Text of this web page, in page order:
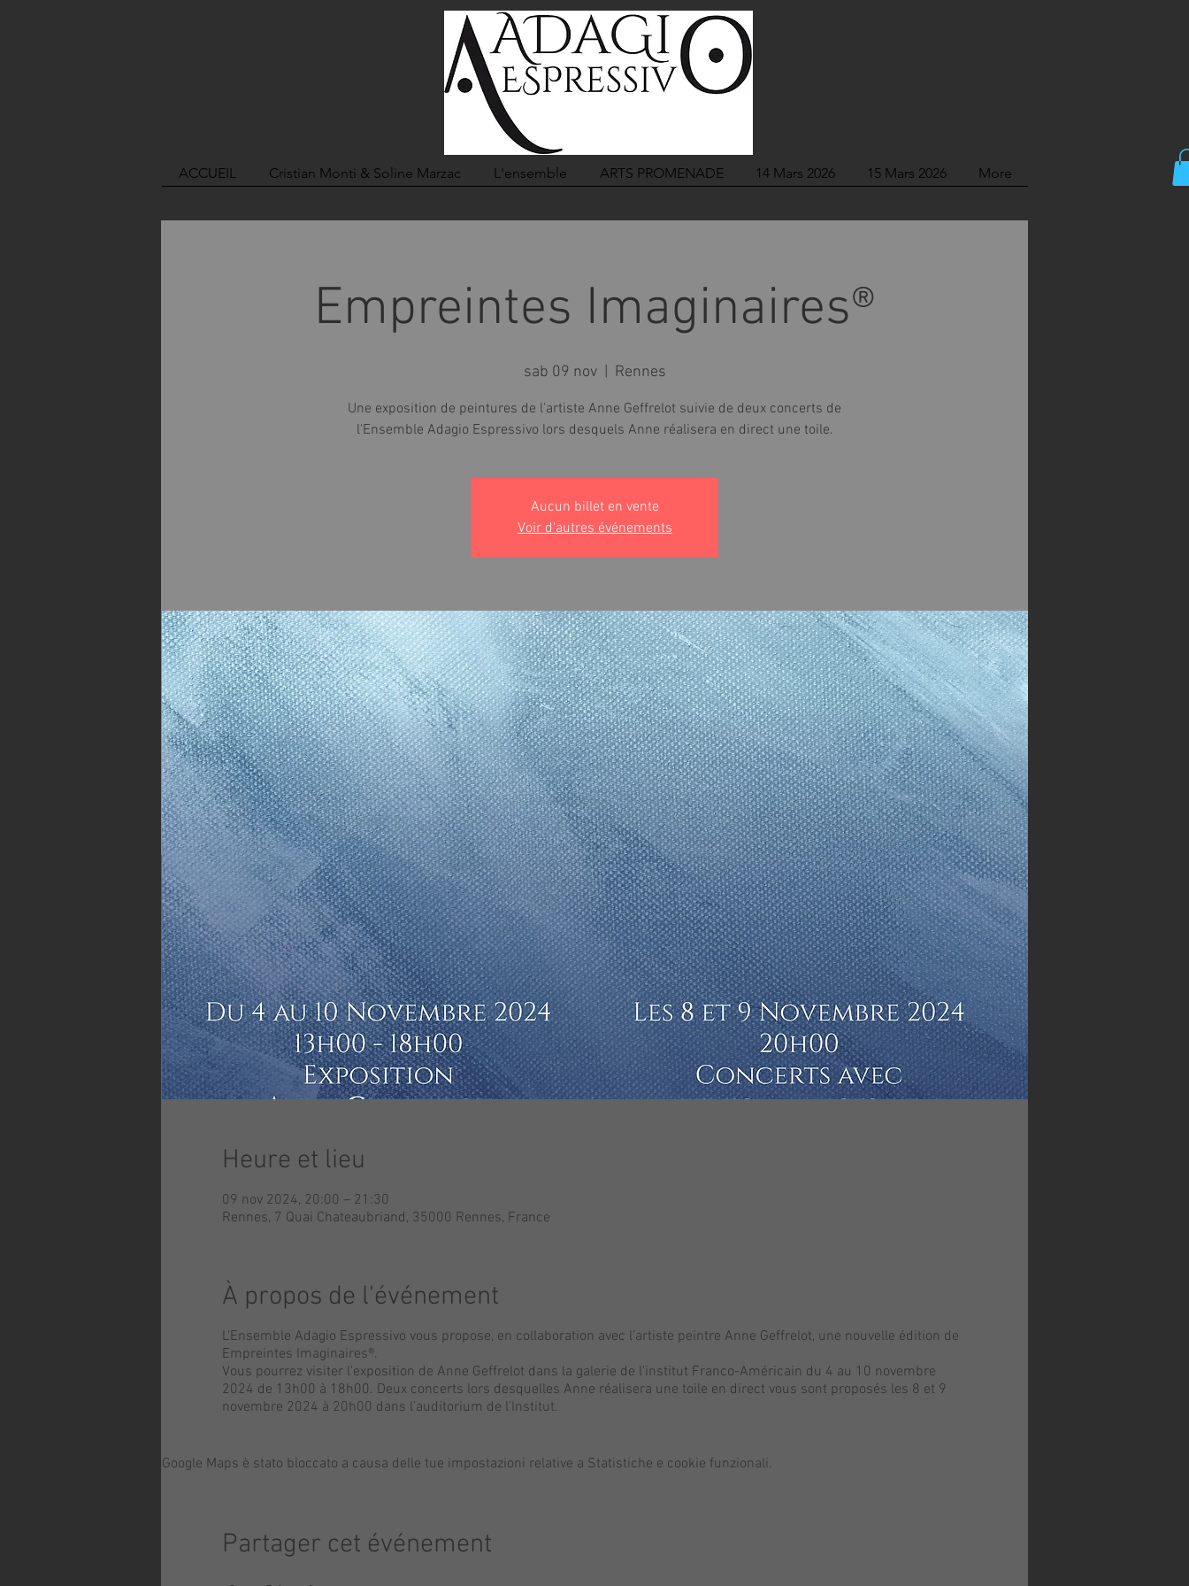
ACCUEIL Cristian Monti & Soline Marzac L'ensemble ARTS PROMENADE 14 Mars 2026 15 Mars 2026 More
Empreintes Imaginaires®
sab 09 nov
  |
Rennes
Une exposition de peintures de l'artiste Anne Geffrelot suivie de deux concerts de
l'Ensemble Adagio Espressivo lors desquels Anne réalisera en direct une toile.
Aucun billet en vente
Voir d'autres événements
Heure et lieu
09 nov 2024, 20:00 – 21:30
Rennes, 7 Quai Chateaubriand, 35000 Rennes, France
À propos de l'événement
L'Ensemble Adagio Espressivo vous propose, en collaboration avec l'artiste peintre Anne Geffrelot, une nouvelle édition de
Empreintes Imaginaires®.
Vous pourrez visiter l'exposition de Anne Geffrelot dans la galerie de l'institut Franco-Américain du 4 au 10 novembre
2024 de 13h00 à 18h00. Deux concerts lors desquelles Anne réalisera une toile en direct vous sont proposés les 8 et 9
novembre 2024 à 20h00 dans l'auditorium de l'Institut.
Google Maps è stato bloccato a causa delle tue impostazioni relative a Statistiche e cookie funzionali.
Partager cet événement